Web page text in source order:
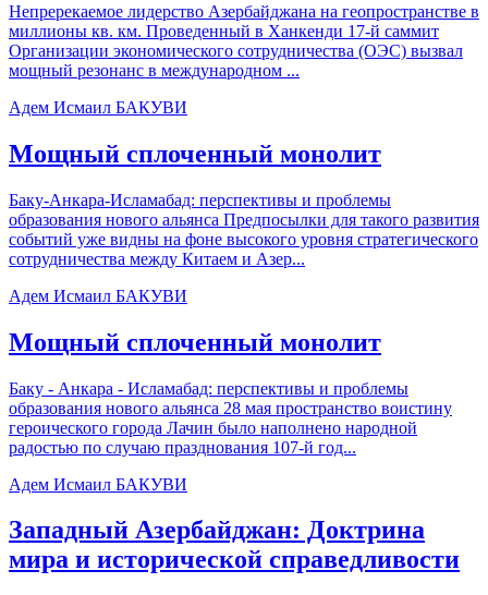
Непререкаемое лидерство Азербайджана на геопространстве в
миллионы кв. км. Проведенный в Ханкенди 17-й саммит
Организации экономического сотрудничества (ОЭС) вызвал
мощный резонанс в международном ...
Адем Исмаил БАКУВИ
Мощный сплоченный монолит
Баку-Анкара-Исламабад: перспективы и проблемы
образования нового альянса Предпосылки для такого развития
событий уже видны на фоне высокого уровня стратегического
сотрудничества между Китаем и Азер...
Адем Исмаил БАКУВИ
Мощный сплоченный монолит
Баку - Анкара - Исламабад: перспективы и проблемы
образования нового альянса 28 мая пространство воистину
героического города Лачин было наполнено народной
радостью по случаю празднования 107-й год...
Адем Исмаил БАКУВИ
Западный Азербайджан: Доктрина
мира и исторической справедливости